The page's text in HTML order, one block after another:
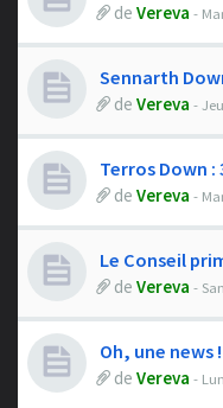
de Vereva -
Sennarth
de Vereva -
Terros Down :
de Vereva -
Le Conseil
de Vereva -
Oh, une news !
de Vereva -